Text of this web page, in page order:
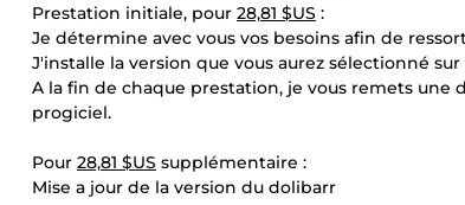
Prestation initiale, pour 28,81 $US :
Je détermine avec vous vos besoins afin de
J'installe la version que vous aurez sélectionné
A la fin de chaque prestation, je vous remets une
progiciel.
Pour 28,81 $US supplémentaire :
Mise a jour de la version du dolibarr